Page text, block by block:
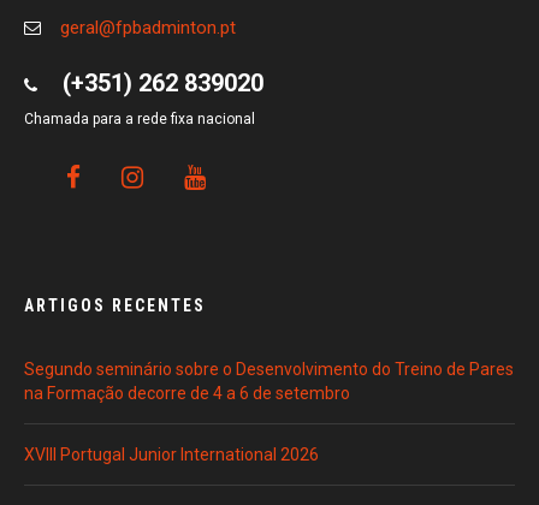
geral@fpbadminton.pt
(+351) 262 839020
Chamada para a rede fixa nacional
ARTIGOS RECENTES
Segundo seminário sobre o Desenvolvimento do Treino de Pares
na Formação decorre de 4 a 6 de setembro
XVIII Portugal Junior International 2026